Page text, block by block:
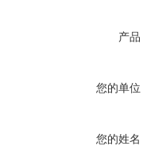
产品
您的单位
您的姓名